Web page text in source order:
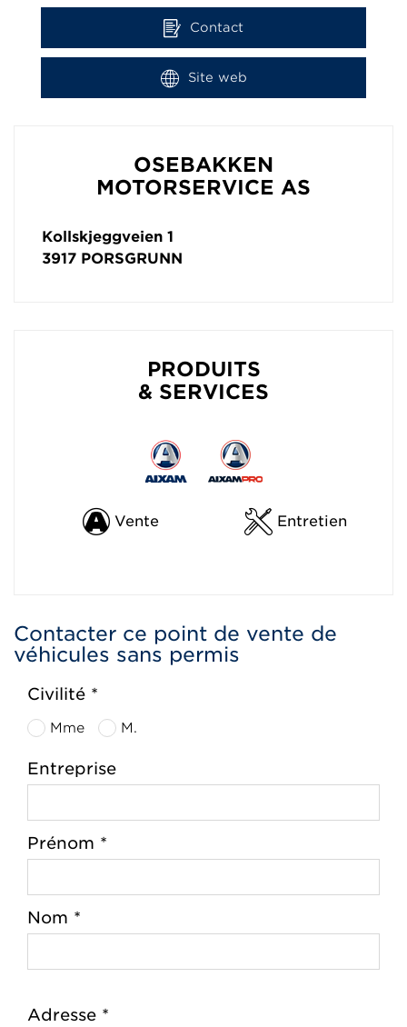
Contact
Site web
OSEBAKKEN
MOTORSERVICE AS
Kollskjeggveien 1
3917 PORSGRUNN
PRODUITS
& SERVICES
Vente Entretien
Contacter ce point de vente de
véhicules sans permis
Civilité *
Mme M.
Entreprise
Prénom *
Nom *
Adresse *